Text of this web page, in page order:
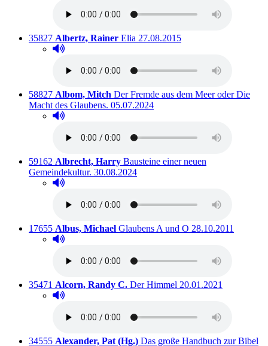
Titelnummer:
35827 von
Albertz, Rainer: Elia Ausleihbar seit dem
27.08.2015
Hörprobe abspielen
Hörprobe von Elia
Titelnummer:
58827 von
Albom, Mitch Der Fremde aus dem Meer oder Die
Macht des Glaubens. Ausleihbar seit dem
05.07.2024
Hörprobe abspielen
Hörprobe von Der Fremde aus dem Meer oder Die
Titelnummer:
59162 von
Albrecht, Harry: Bausteine einer neuen
Gemeindekultur. Ausleihbar seit dem
30.08.2024
Hörprobe abspielen
Hörprobe von Bausteine einer neuen Gemeindekultur.
Titelnummer:
17655 von
Albus, Michael: Glaubens A und O Ausleihbar seit dem
28.10.2011
Hörprobe abspielen
Hörprobe von Glaubens A und O
Titelnummer:
35471 von
Alcorn, Randy C. Der Himmel Ausleihbar seit dem
20.01.2021
Hörprobe abspielen
Hörprobe von Der Himmel
Titelnummer:
34555 von
Alexander, Pat (Hg.): Das große Handbuch zur Bibel